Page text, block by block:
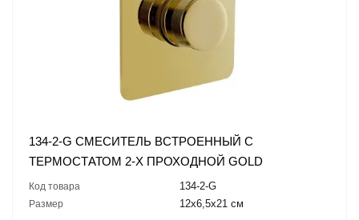
134-2-G СМЕСИТЕЛЬ ВСТРОЕННЫЙ С
ТЕРМОСТАТОМ 2-Х ПРОХОДНОЙ GOLD
Код товара 134-2-G
Размер 12x6,5x21 см